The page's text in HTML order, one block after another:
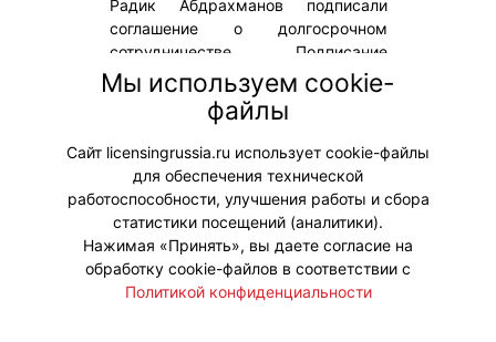
Радик Абдрахманов подписали
соглашение о долгосрочном
сотрудничестве. Подписание
состоялось на стенде «Газпром-
Медиа Холдинга» в рамках
Петербургского международного
экономического форума.
#ПродвижениеБренда
Мы используем cookie-
файлы
Сайт licensingrussia.ru использует cookie-файлы
для обеспечения технической
работоспособности, улучшения работы и сбора
статистики посещений (аналитики).
Нажимая «Принять», вы даете согласие на
обработку cookie-файлов в соответствии с
Политикой конфиденциальности